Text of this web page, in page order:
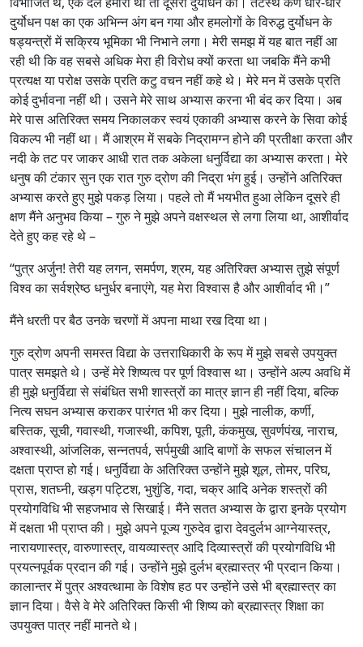
दुर्योधन पक्ष का एक अभिन्न अंग बन गया और हमलोगों के विरुद्ध दुर्योधन के
षड्यन्त्रों में सक्रिय भूमिका भी निभाने लगा। मेरी समझ में यह बात नहीं आ
रही थी कि वह सबसे अधिक मेरा ही विरोध क्यों करता था जबकि मैंने कभी
प्रत्यक्ष या परोक्ष उसके प्रति कटु वचन नहीं कहे थे। मेरे मन में उसके प्रति
कोई दुर्भावना नहीं थी। उसने मेरे साथ अभ्यास करना भी बंद कर दिया। अब
मेरे पास अतिरिक्त समय निकालकर स्वयं एकाकी अभ्यास करने के सिवा कोई
विकल्प भी नहीं था। मैं आश्रम में सबके निद्रामग्न होने की प्रतीक्षा करता और
नदी के तट पर जाकर आधी रात तक अकेला धनुर्विद्या का अभ्यास करता। मेरे
धनुष की टंकार सुन एक रात गुरु द्रोण की निद्रा भंग हुई। उन्होंने अतिरिक्त
अभ्यास करते हुए मुझे पकड़ लिया। पहले तो मैं भयभीत हुआ लेकिन दूसरे ही
क्षण मैंने अनुभव किया – गुरु ने मुझे अपने वक्षस्थल से लगा लिया था, आशीर्वाद
देते हुए कह रहे थे –
“पुत्र अर्जुन! तेरी यह लगन, समर्पण, श्रम, यह अतिरिक्त अभ्यास तुझे संपूर्ण
विश्व का सर्वश्रेष्ठ धनुर्धर बनाएंगे, यह मेरा विश्वास है और आशीर्वाद भी।”
मैंने धरती पर बैठ उनके चरणों में अपना माथा रख दिया था।
गुरु द्रोण अपनी समस्त विद्या के उत्तराधिकारी के रूप में मुझे सबसे उपयुक्त
पात्र समझते थे। उन्हें मेरे शिष्यत्व पर पूर्ण विश्वास था। उन्होंने अल्प अवधि में
ही मुझे धनुर्विद्या से संबंधित सभी शास्त्रों का मात्र ज्ञान ही नहीं दिया, बल्कि
नित्य सघन अभ्यास कराकर पारंगत भी कर दिया। मुझे नालीक, कर्णी,
बस्तिक, सूची, गवास्थी, गजास्थी, कपिश, पूती, कंकमुख, सुवर्णपंख, नाराच,
अश्वास्थी, आंजलिक, सन्नतपर्व, सर्पमुखी आदि बाणों के सफल संचालन में
दक्षता प्राप्त हो गई। धनुर्विद्या के अतिरिक्त उन्होंने मुझे शूल, तोमर, परिघ,
प्रास, शतघ्नी, खड्ग पट्टिश, भुशुंडि, गदा, चक्र आदि अनेक शस्त्रों की
प्रयोगविधि भी सहजभाव से सिखाई। मैंने सतत अभ्यास के द्वारा इनके प्रयोग
में दक्षता भी प्राप्त की। मुझे अपने पूज्य गुरुदेव द्वारा देवदुर्लभ आग्नेयास्त्र,
नारायणास्त्र, वारुणास्त्र, वायव्यास्त्र आदि दिव्यास्त्रों की प्रयोगविधि भी
प्रयत्नपूर्वक प्रदान की गई। उन्होंने मुझे दुर्लभ ब्रह्मास्त्र भी प्रदान किया।
कालान्तर में पुत्र अश्वत्थामा के विशेष हठ पर उन्होंने उसे भी ब्रह्मास्त्र का
ज्ञान दिया। वैसे वे मेरे अतिरिक्त किसी भी शिष्य को ब्रह्मास्त्र शिक्षा का
उपयुक्त पात्र नहीं मानते थे।